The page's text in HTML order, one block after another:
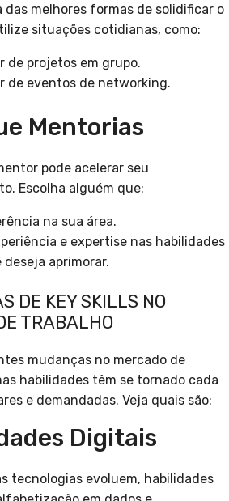
das melhores formas de solidificar o
situações cotidianas, como:
de projetos em grupo.
de eventos de networking.
Mentorias
pode acelerar seu
Escolha alguém que:
na sua área.
e expertise nas habilidades
deseja aprimorar.
DE KEY SKILLS NO
TRABALHO
mudanças no mercado de
habilidades têm se tornado cada
e demandadas. Veja quais são:
Digitais
tecnologias evoluem, habilidades